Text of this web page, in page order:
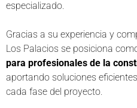
especializado.
Gracias a su experiencia y
Los Palacios se posiciona
para profesionales de la
aportando soluciones
cada fase del proyecto.